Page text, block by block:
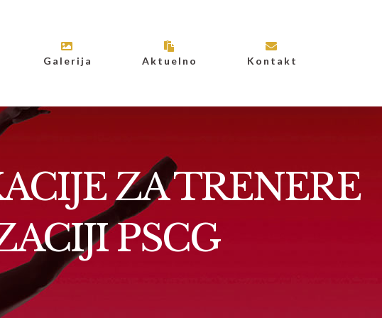
Galerija Aktuelno Kontakt
ZA TRENERE
PSCG